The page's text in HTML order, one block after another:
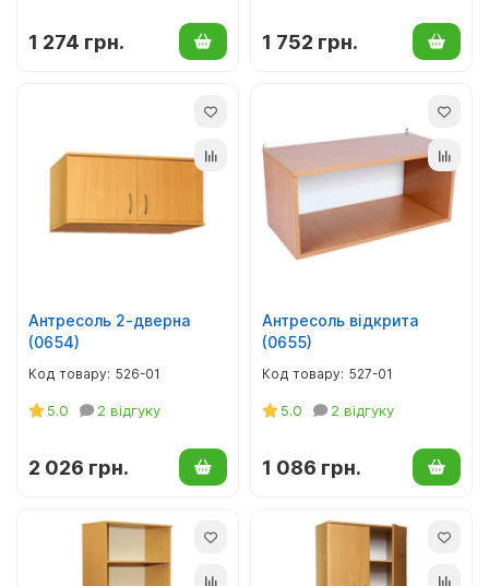
1 274 грн. 1 752 грн.
Антресоль 2-дверна
(0654)
526-01
5.0 2 відгуку
2 026 грн.
Антресоль відкрита
(0655)
527-01
5.0 2 відгуку
1 086 грн.